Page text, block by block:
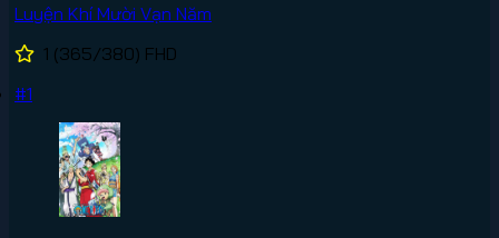
Luyện Khí Mười Vạn Năm
1 (365/380) FHD
#1